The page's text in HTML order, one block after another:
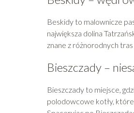
Beskidy to malownicze
największa dolina
znane z różnorodnych
Bieszczady –
Bieszczady to miejsce,
polodowcowe kotły,